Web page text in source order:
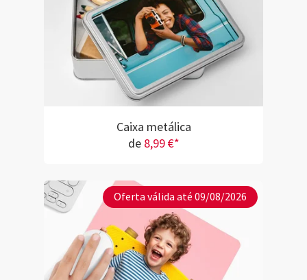
Caixa metálica
de 8,99 €*
Oferta válida até 09/08/2026